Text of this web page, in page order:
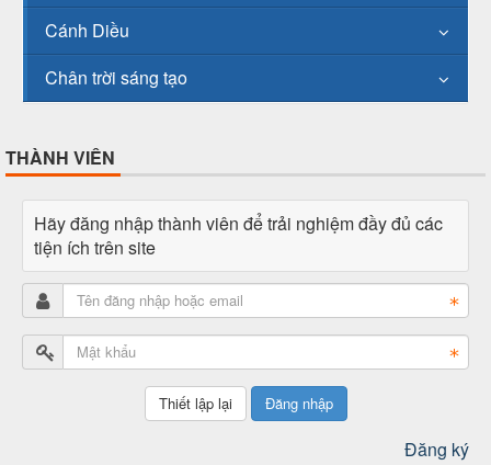
Cánh Diều
Chân trời sáng tạo
THÀNH VIÊN
Hãy đăng nhập thành viên để trải nghiệm đầy đủ các
tiện ích trên site
Đăng nhập
Đăng ký